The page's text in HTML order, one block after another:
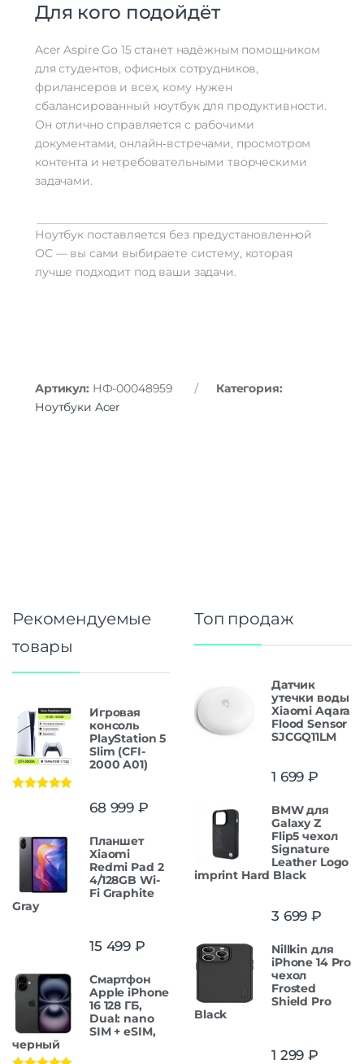
Для кого подойдёт
Acer Aspire Go 15 станет надёжным помощником
для студентов, офисных сотрудников,
фрилансеров и всех, кому нужен
сбалансированный ноутбук для продуктивности.
Он отлично справляется с рабочими
документами, онлайн‑встречами, просмотром
контента и нетребовательными творческими
задачами.
Ноутбук поставляется без предустановленной
ОС — вы сами выбираете систему, которая
лучше подходит под ваши задачи.
Артикул: НФ-00048959
Категория:
Ноутбуки Acer
Рекомендуемые
товары
Игровая
консоль
PlayStation 5
Slim (CFI-
2000 A01)
68 999 ₽
Планшет
Xiaomi
Redmi Pad 2
4/128GB Wi-
Fi Graphite
Gray
15 499 ₽
Смартфон
Apple iPhone
16 128 ГБ,
Dual: nano
SIM + eSIM,
черный
Топ продаж
Датчик
утечки воды
Xiaomi Aqara
Flood Sensor
SJCGQ11LM
1 699 ₽
BMW для
Galaxy Z
Flip5 чехол
Signature
Leather Logo
imprint Hard Black
3 699 ₽
Nillkin для
iPhone 14 Pro
чехол
Frosted
Shield Pro
Black
1 299 ₽